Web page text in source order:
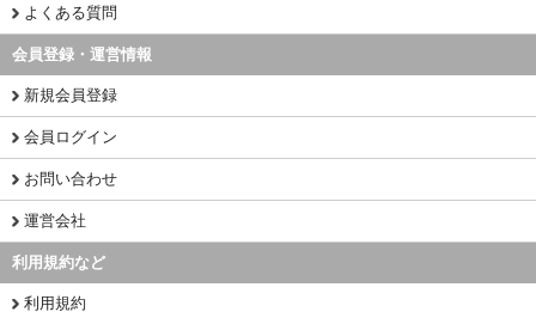
よくある質問
会員登録・運営情報
新規会員登録
会員ログイン
お問い合わせ
運営会社
利用規約など
利用規約